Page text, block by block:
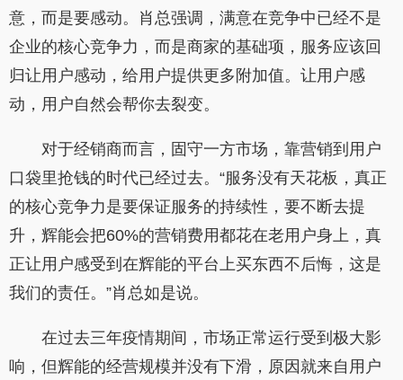
意，而是要感动。肖总强调，满意在竞争中已经不是
企业的核心竞争力，而是商家的基础项，服务应该回
归让用户感动，给用户提供更多附加值。让用户感
动，用户自然会帮你去裂变。
对于经销商而言，固守一方市场，靠营销到用户
口袋里抢钱的时代已经过去。“服务没有天花板，真正
的核心竞争力是要保证服务的持续性，要不断去提
升，辉能会把60%的营销费用都花在老用户身上，真
正让用户感受到在辉能的平台上买东西不后悔，这是
我们的责任。”肖总如是说。
在过去三年疫情期间，市场正常运行受到极大影
响，但辉能的经营规模并没有下滑，原因就来自用户